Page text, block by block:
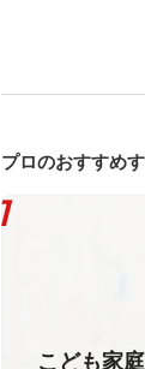
プロのおすすめ
こども家